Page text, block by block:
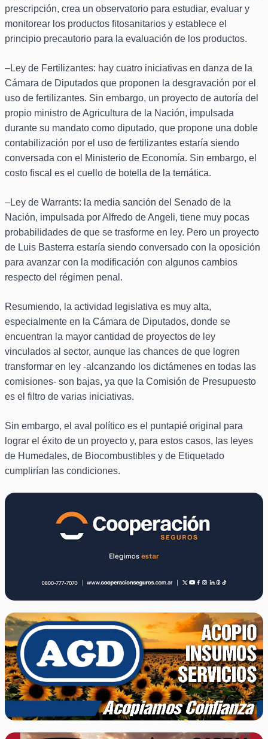
prescripción, crea un observatorio para estudiar, evaluar y
monitorear los productos fitosanitarios y establece el
principio precautorio para la evaluación de los productos.
–Ley de Fertilizantes: hay cuatro iniciativas en danza de la
Cámara de Diputados que proponen la desgravación por el
uso de fertilizantes. Sin embargo, un proyecto de autoría del
propio ministro de Agricultura de la Nación, impulsada
durante su mandato como diputado, que propone una doble
contabilización por el uso de fertilizantes estaría siendo
conversada con el Ministerio de Economía. Sin embargo, el
costo fiscal es el cuello de botella de la temática.
–Ley de Warrants: la media sanción del Senado de la
Nación, impulsada por Alfredo de Angeli, tiene muy pocas
probabilidades de que se trasforme en ley. Pero un proyecto
de Luis Basterra estaría siendo conversado con la oposición
para avanzar con la modificación con algunos cambios
respecto del régimen penal.
Resumiendo, la actividad legislativa es muy alta,
especialmente en la Cámara de Diputados, donde se
encuentran la mayor cantidad de proyectos de ley
vinculados al sector, aunque las chances de que logren
transformar en ley -alcanzando los dictámenes en todas las
comisiones- son bajas, ya que la Comisión de Presupuesto
es el filtro de varias iniciativas.
Sin embargo, el aval político es el puntapié original para
lograr el éxito de un proyecto y, para estos casos, las leyes
de Humedales, de Biocombustibles y de Etiquetado
cumplirían las condiciones.